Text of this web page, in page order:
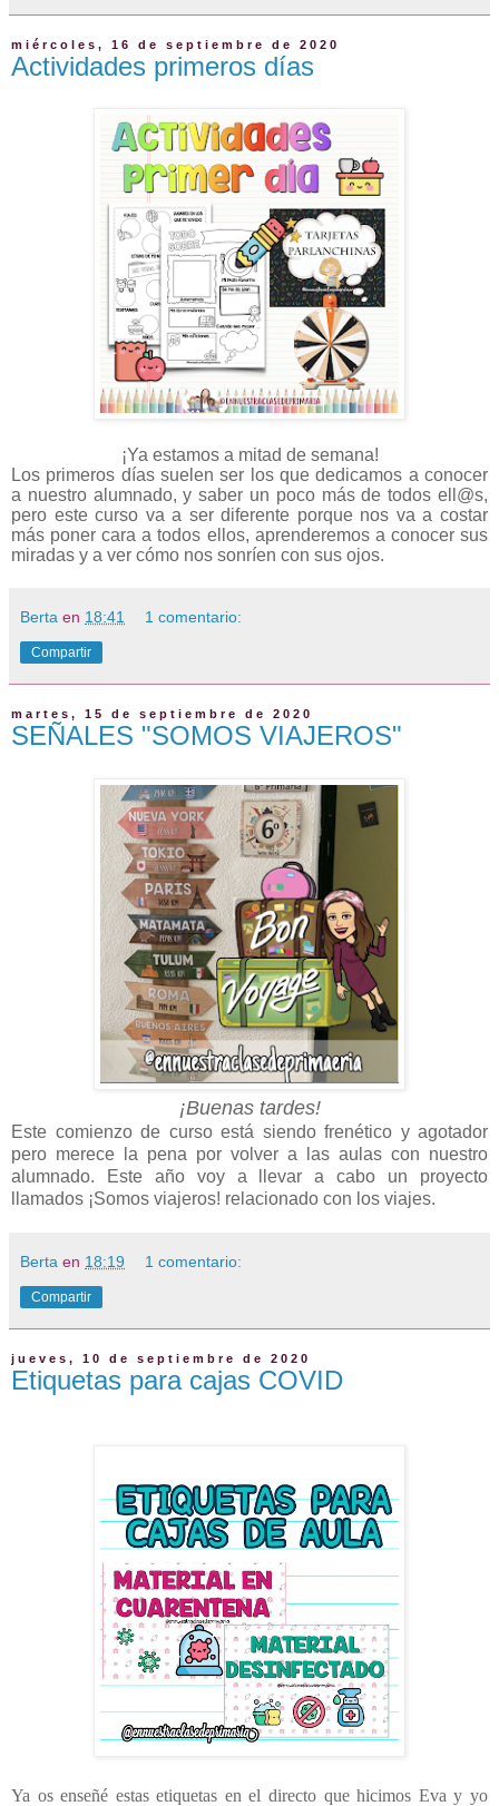
miércoles, 16 de septiembre de 2020
Actividades primeros días
¡Ya estamos a mitad de semana!
Los primeros días suelen ser los que dedicamos a conocer
a nuestro alumnado, y saber un poco más de todos ell@s,
pero este curso va a ser diferente porque nos va a costar
más poner cara a todos ellos, aprenderemos a conocer sus
miradas y a ver cómo nos sonríen con sus ojos.
Berta en 18:41 1 comentario:
Compartir
martes, 15 de septiembre de 2020
SEÑALES "SOMOS VIAJEROS"
¡Buenas tardes!
Este comienzo de curso está siendo frenético y agotador
pero merece la pena por volver a las aulas con nuestro
alumnado. Este año voy a llevar a cabo un proyecto
llamados ¡Somos viajeros! relacionado con los viajes.
Berta en 18:19 1 comentario:
Compartir
jueves, 10 de septiembre de 2020
Etiquetas para cajas COVID
Ya os enseñé estas etiquetas en el directo que hicimos Eva y yo